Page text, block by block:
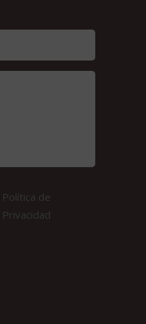
Política de
Privacidad